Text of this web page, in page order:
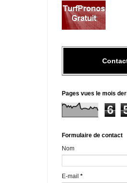
Pages vues le mois
6
Formulaire de contact
Nom
E-mail *